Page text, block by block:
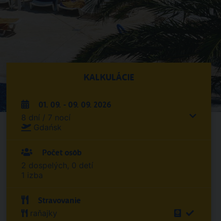
KALKULÁCIE
01. 09. - 09. 09. 2026
8 dní / 7 nocí
Gdańsk
Počet osôb
2 dospelých, 0 detí
1 izba
Stravovanie
raňajky